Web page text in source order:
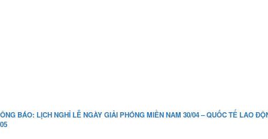
BÁO: LỊCH NGHỈ LỄ NGÀY GIẢI PHÓNG MIỀN NAM 30/04 – QUỐC TẾ LAO